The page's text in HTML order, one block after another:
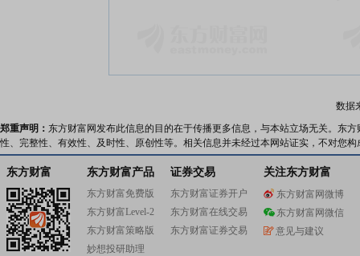
数据
郑重声明： 东方财富网发布此信息的目的在于传播更多信息，与本站立场无关。东
性、完整性、有效性、及时性、原创性等。相关信息并未经过本网站证实，不对您
东方财富 东方财富产品
东方财富免费版
东方财富Level-2
东方财富策略版
妙想投研助理
证券交易
东方财富证券开户
东方财富在线交易
东方财富证券交易
关注东方财富
东方财富网微博
东方财富网微信
意见与建议